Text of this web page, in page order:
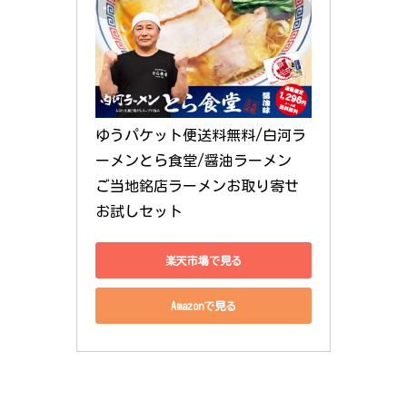
ゆうパケット便送料無料/白河ラ
ーメンとら食堂/醤油ラーメン
ご当地銘店ラーメンお取り寄せ
お試しセット
楽天市場で見る
Amazonで見る